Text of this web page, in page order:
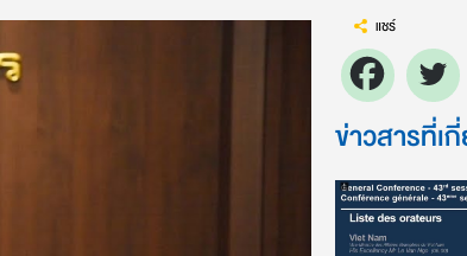
แชร์
ข่าวสารที่เ